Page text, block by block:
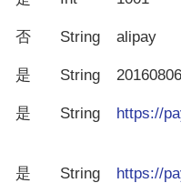
否 String alipay
是 String
是 String https://
是 String https://